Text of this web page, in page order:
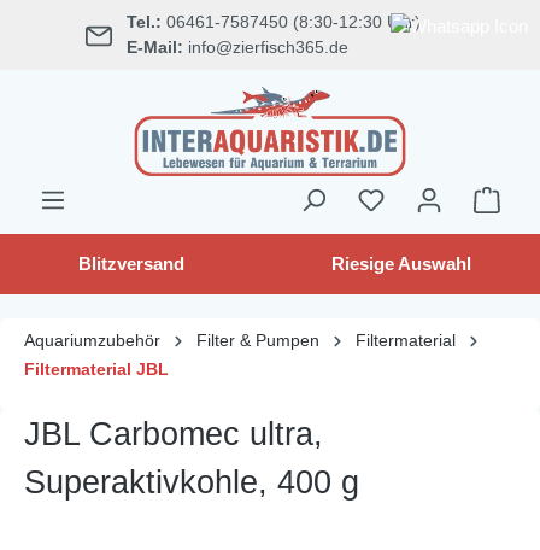
springen Tel.: 06461-7587450 (8:30-12:30 Uhr)
E-Mail: info@zierfisch365.de
Blitzversand Riesige Auswahl
Aquariumzubehör Filter & Pumpen
Filtermaterial
Filtermaterial JBL
JBL Carbomec ultra,
Superaktivkohle, 400 g